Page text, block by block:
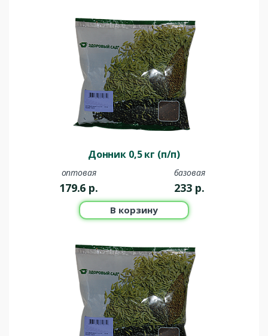
Донник 0,5 кг (п/п)
оптовая
179.6 р.
базовая
233 р.
В корзину